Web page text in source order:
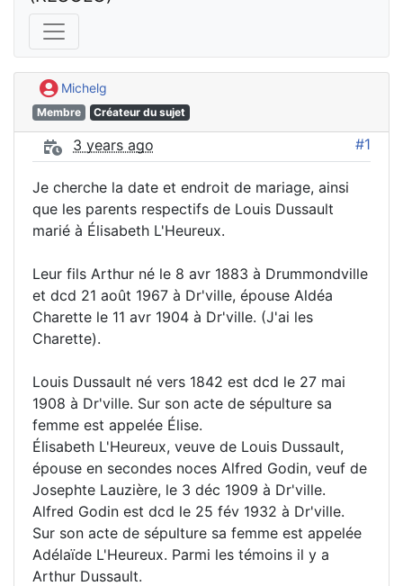
Michelg
Membre Créateur du sujet
3 years ago #1
Je cherche la date et endroit de mariage, ainsi
que les parents respectifs de Louis Dussault
marié à Élisabeth L'Heureux.
Leur fils Arthur né le 8 avr 1883 à Drummondville
et dcd 21 août 1967 à Dr'ville, épouse Aldéa
Charette le 11 avr 1904 à Dr'ville. (J'ai les
Charette).
Louis Dussault né vers 1842 est dcd le 27 mai
1908 à Dr'ville. Sur son acte de sépulture sa
femme est appelée Élise.
Élisabeth L'Heureux, veuve de Louis Dussault,
épouse en secondes noces Alfred Godin, veuf de
Josephte Lauzière, le 3 déc 1909 à Dr'ville.
Alfred Godin est dcd le 25 fév 1932 à Dr'ville.
Sur son acte de sépulture sa femme est appelée
Adélaïde L'Heureux. Parmi les témoins il y a
Arthur Dussault.